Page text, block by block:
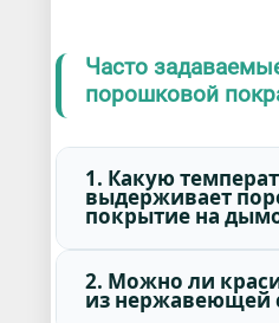
Часто
порошковой
1. Какую
выдерживает
покрытие на
2. Можно ли
из нержавеющей